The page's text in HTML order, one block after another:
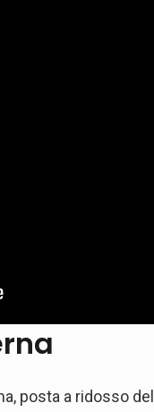
posta a ridosso